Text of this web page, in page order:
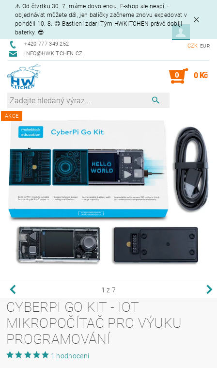
⚠️ Od čtvrtku 30. 7. máme dovolenou. E-shop ale nespí –
objednávat můžete dál, jen balíčky začneme znovu expedovat v
pondělí 10. 8. 😊 Bastlení zdar! Tým HWKITCHEN právě dobíjí
baterky. 😎
+420 777 349 252
INFO@HWKITCHEN.CZ
CZK EUR
0 0 Kč
AKCE
1 z 7
CYBERPI GO KIT - IOT
MIKROPOČÍTAČ PRO VÝUKU
PROGRAMOVÁNÍ
1 hodnocení